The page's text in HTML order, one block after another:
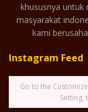
khususnya
masyarakat
kami
Instagram Feed
Go to the
Setting,